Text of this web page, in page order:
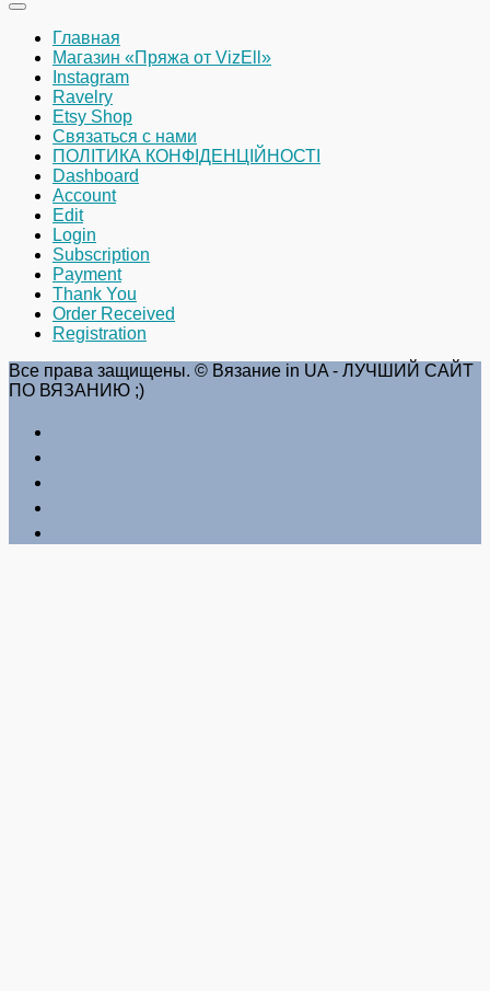
Главная
Магазин «Пряжа от VizEll»
Instagram
Ravelry
Etsy Shop
Связаться с нами
ПОЛІТИКА КОНФІДЕНЦІЙНОСТІ
Dashboard
Account
Edit
Login
Subscription
Payment
Thank You
Order Received
Registration
Все права защищены. © Вязание in UA - ЛУЧШИЙ САЙТ
ПО ВЯЗАНИЮ ;)